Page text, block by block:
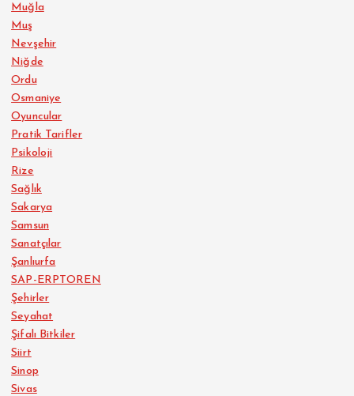
Muğla
Muş
Nevşehir
Niğde
Ordu
Osmaniye
Oyuncular
Pratik Tarifler
Psikoloji
Rize
Sağlık
Sakarya
Samsun
Sanatçılar
Şanlıurfa
SAP-ERPTOREN
Şehirler
Seyahat
Şifalı Bitkiler
Siirt
Sinop
Sivas